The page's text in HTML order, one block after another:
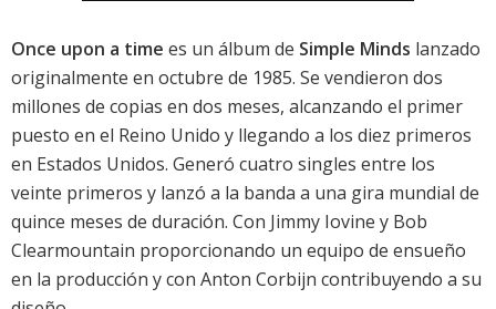
Once upon a time es un álbum de Simple Minds lanzado
originalmente en octubre de 1985. Se vendieron dos
millones de copias en dos meses, alcanzando el primer
puesto en el Reino Unido y llegando a los diez primeros
en Estados Unidos. Generó cuatro singles entre los
veinte primeros y lanzó a la banda a una gira mundial de
quince meses de duración. Con Jimmy Iovine y Bob
Clearmountain proporcionando un equipo de ensueño
en la producción y con Anton Corbijn contribuyendo a su